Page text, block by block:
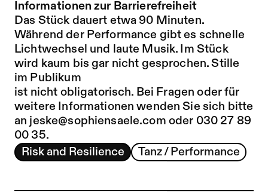
Risk and Resilience Tanz / Performance
Informationen zur Barrierefreiheit
Das Stück dauert etwa 90 Minuten.
Während der Performance gibt es schnelle
Lichtwechsel und laute Musik. Im Stück
wird kaum bis gar nicht gesprochen. Stille
im Publikum
ist nicht obligatorisch. Bei Fragen oder für
weitere Informationen wenden Sie sich bitte
an jeske@sophiensaele.com oder 030 27 89
00 35.